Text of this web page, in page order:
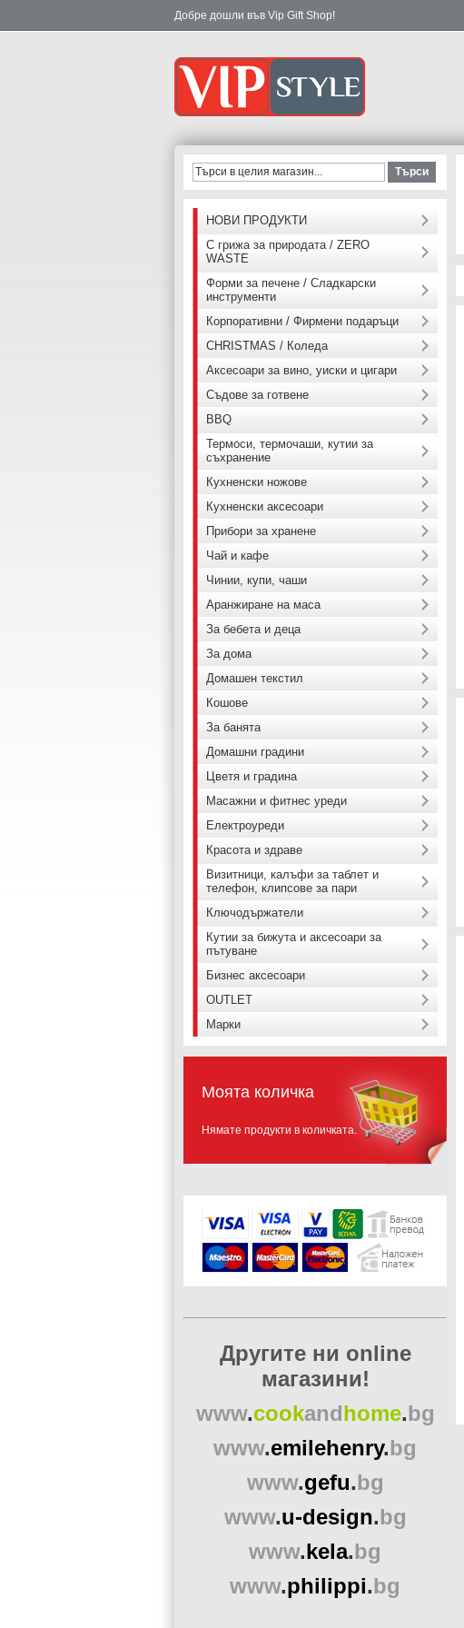
Добре дошли във Vip Gift Shop!
Търси
НОВИ ПРОДУКТИ
С грижа за природата / ZERO
WASTE
Форми за печене / Сладкарски
инструменти
Корпоративни / Фирмени подаръци
CHRISTMAS / Коледа
Аксесоари за вино, уиски и цигари
Съдове за готвене
BBQ
Термоси, термочаши, кутии за
съхранение
Кухненски ножове
Кухненски аксесоари
Прибори за хранене
Чай и кафе
Чинии, купи, чаши
Аранжиране на маса
За бебета и деца
За дома
Домашен текстил
Кошове
За банята
Домашни градини
Цветя и градина
Масажни и фитнес уреди
Електроуреди
Красота и здраве
Визитници, калъфи за таблет и
телефон, клипсове за пари
Ключодържатели
Кутии за бижута и аксесоари за
пътуване
Бизнес аксесоари
OUTLET
Марки
Моята количка
Нямате продукти в количката.
Другите ни online
магазини!
www.cookandhome.bg
www.emilehenry.bg
www.gefu.bg
www.u-design.bg
www.kela.bg
www.philippi.bg